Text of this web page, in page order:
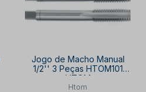
Jogo de Macho Manual
1/2'' 3 Peças HTOM101
HTOM
Htom